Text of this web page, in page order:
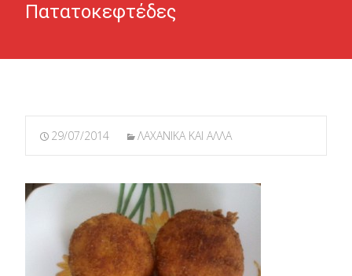
Πατατοκεφτέδες
29/07/2014 ΛΑΧΑΝΙΚΑ ΚΑΙ ΑΛΛΑ